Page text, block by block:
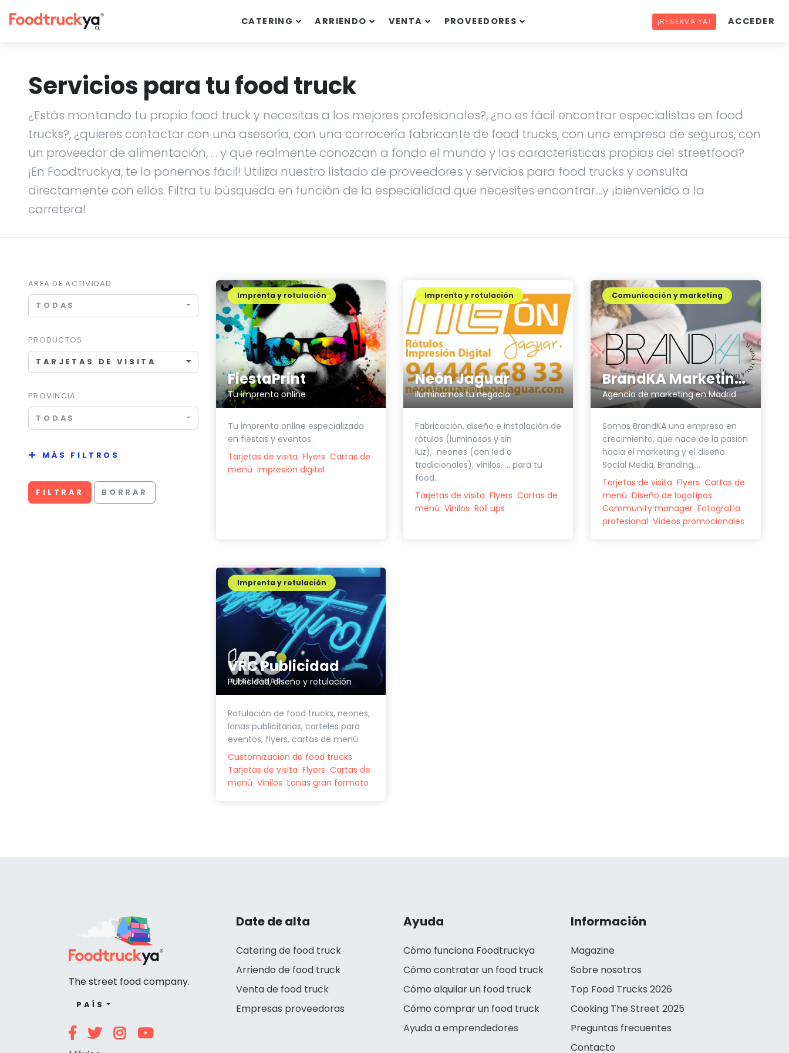
CATERING ARRIENDO VENTA PROVEEDORES ¡RESERVA YA! ACCEDER
Servicios para tu food truck
¿Estás montando tu propio food truck y necesitas a los mejores profesionales?, ¿no es fácil encontrar especialistas en food
trucks?, ¿quieres contactar con una asesoría, con una carrocería fabricante de food trucks, con una empresa de seguros, con
un proveedor de alimentación, … y que realmente conozcan a fondo el mundo y las características propias del streetfood?
¡En Foodtruckya, te lo ponemos fácil! Utiliza nuestro listado de proveedores y servicios para food trucks y consulta
directamente con ellos. Filtra tu búsqueda en función de la especialidad que necesites encontrar....y ¡bienvenido a la
carretera!
AREA DE ACTIVIDAD
TODAS
PRODUCTOS
TARJETAS DE VISITA
PROVINCIA
TODAS
MÁS FILTROS
FILTRAR BORRAR
FiestaPrint
Tu imprenta online
Imprenta y rotulación
Tu imprenta online especializada
en fiestas y eventos.
Tarjetas de visita Flyers Cartas de
menú Impresión digital
Neón Jaguar
Iluminamos tu negocio
Imprenta y rotulación
Fabricación, diseño e instalación de
rótulos (luminosos y sin
luz), neones (con led o
tradicionales), vinilos, ... para tu
food...
Tarjetas de visita Flyers Cartas de
menú Vinilos Roll ups
BrandKA Marketing & Diseño
Agencia de marketing en Madrid
Comunicación y marketing
Somos BrandKA una empresa en
crecimiento, que nace de la pasión
hacia el marketing y el diseño.
Social Media, Branding,...
Tarjetas de visita Flyers Cartas de
menú Diseño de logotipos
Community manager Fotografía
profesional Vídeos promocionales
VRC Publicidad
Publicidad, diseño y rotulación
Imprenta y rotulación
Rotulación de food trucks, neones,
lonas publicitarias, carteles para
eventos, flyers, cartas de menú
Customización de food trucks
Tarjetas de visita Flyers Cartas de
menú Vinilos Lonas gran formato
Date de alta
Catering de food truck
Arriendo de food truck
Venta de food truck
Empresas proveedoras
Ayuda
Cómo funciona Foodtruckya
Cómo contratar un food truck
Cómo alquilar un food truck
Cómo comprar un food truck
Ayuda a emprendedores
Información
Magazine
Sobre nosotros
Top Food Trucks 2026
Cooking The Street 2025
Preguntas frecuentes
Contacto
The street food company.
PAÍS